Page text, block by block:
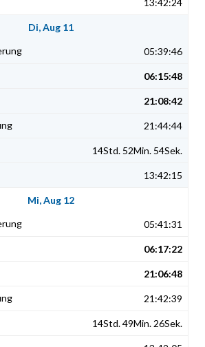
13:42:24
Di, Aug 11
05:39:46
06:15:48
21:08:42
21:44:44
14Std. 52Min. 54Sek.
13:42:15
Mi, Aug 12
05:41:31
06:17:22
21:06:48
21:42:39
14Std. 49Min. 26Sek.